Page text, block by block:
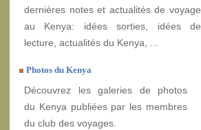
dernières notes et actualités de voyage
au Kenya: idées sorties, idées de
lecture, actualités du Kenya, ...
Photos du Kenya
Découvrez les galeries de photos
du Kenya publiées par les membres
du club des voyages.